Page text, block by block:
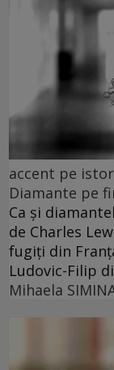
accent pe
Diamante pe
Ca și
de Charles
fugiți din
Ludovic-Filip
Mihaela